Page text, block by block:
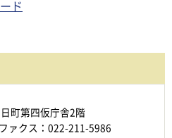
ド
町第四仮庁舎2階
ファクス：022-211-5986